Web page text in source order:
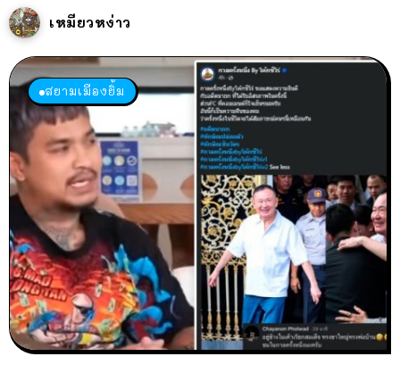
เหมียวหง่าว
สยามเมืองยิ้ม